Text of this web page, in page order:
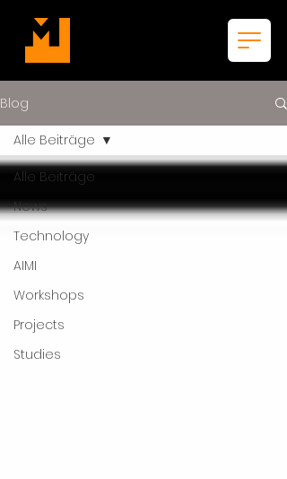
Blog
Alle Beiträge
News
Technology
AIMI
Workshops
Projects
Studies
Alle Beiträge